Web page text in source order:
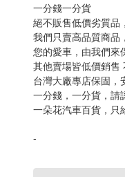
一分錢一分貨
絕不販售低價劣質品
我們只賣高品質商品
您的愛車，由我們來
其他賣場皆低價銷售
台灣大廠專店保固，
一分錢，一分貨，請
一朵花汽車百貨，只
-